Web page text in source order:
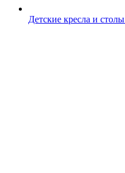
Детские кресла и столы